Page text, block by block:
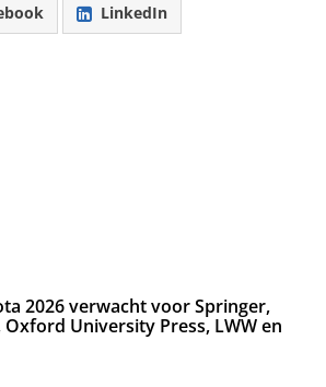
LinkedIn
2026 verwacht voor Springer,
University Press, LWW en